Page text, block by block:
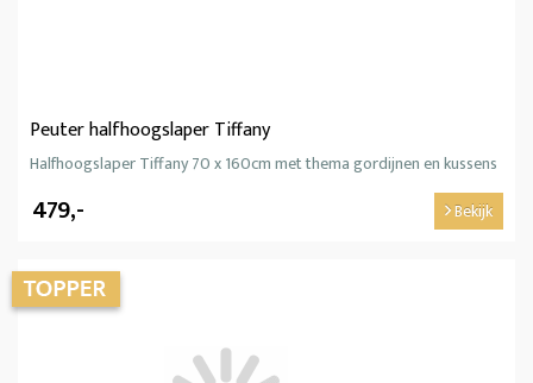
Peuter halfhoogslaper Tiffany
Halfhoogslaper Tiffany 70 x 160cm met thema gordijnen en kussens
479,- Bekijk